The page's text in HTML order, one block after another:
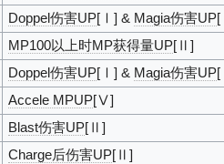
Doppel伤害UP[Ⅰ] & Magia伤害UP
MP100以上时MP获得量UP[Ⅱ]
Doppel伤害UP[Ⅰ] & Magia伤害UP
Accele MPUP[Ⅴ]
Blast伤害UP[Ⅱ]
Charge后伤害UP[Ⅱ]